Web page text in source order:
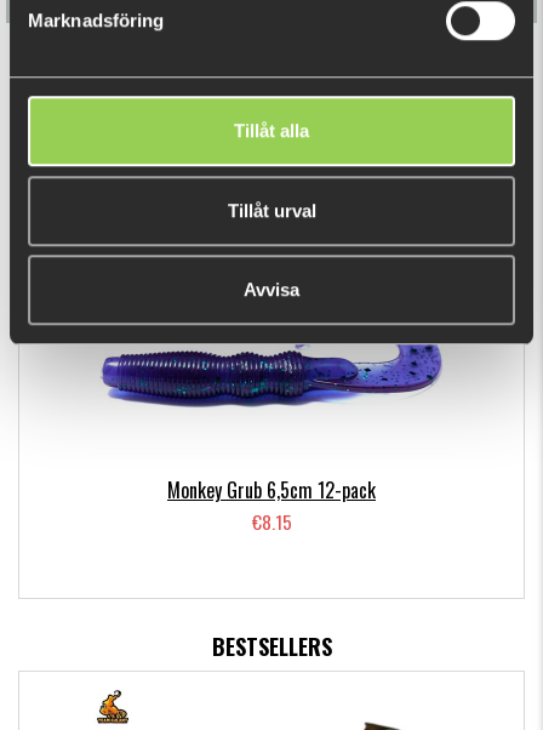
Marknadsföring
Tillåt alla
Tillåt urval
Avvisa
Monkey Ned 7cm 12-pack
€8.15
RECENTLY VIEWED PRODUCTS
Monkey Grub 6,5cm 12-pack
€8.15
BESTSELLERS